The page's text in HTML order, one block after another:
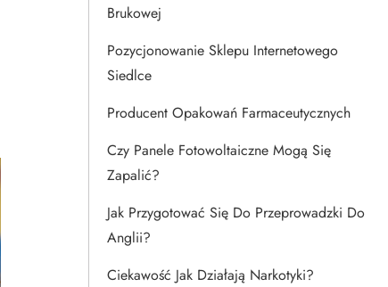
Brukowej
Pozycjonowanie Sklepu Internetowego
Siedlce
Producent Opakowań Farmaceutycznych
Czy Panele Fotowoltaiczne Mogą Się
Zapalić?
Jak Przygotować Się Do Przeprowadzki Do
Anglii?
Ciekawość Jak Działają Narkotyki?